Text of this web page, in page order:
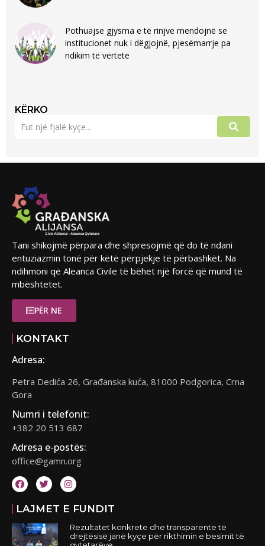
Pothuajse gjysma e të rinjve mendojnë se
institucionet nuk i dëgjojnë, pjesëmarrje pa
ndikim të vërtetë
KËRKO
Tani shikojmë përpara dhe shpresojmë që do të ndani
entuziazmin tonë për këtë përpjekje të përbashkët. Na
ndihmoni që Aleanca Civile të bëhet një forcë që mund të
mbështetet.
PËR NE
KONTAKT
Adresa:
Petra Dedića 26, Građanska kuća, 81000 Podgorica, Crna
Gora
Numri i telefonit:
+382 20 513 687
Adresa e-postës:
office@gamn.org
LAJMET E FUNDIT
Rezultatet konkrete dhe transparente të
drejtësisë janë kyçe për rikthimin e besimit të